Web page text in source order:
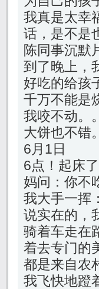
我真是太幸
话，是不是
陈同事沉默
到了晚上，
好吃的给孩
千万不能是
我咬不动。
大饼也不错
6月1日
6点！起床
妈问：你不
我大手一挥
说实在的，
骑着车走在
着去专门的
都是来自农
我飞快地蹬